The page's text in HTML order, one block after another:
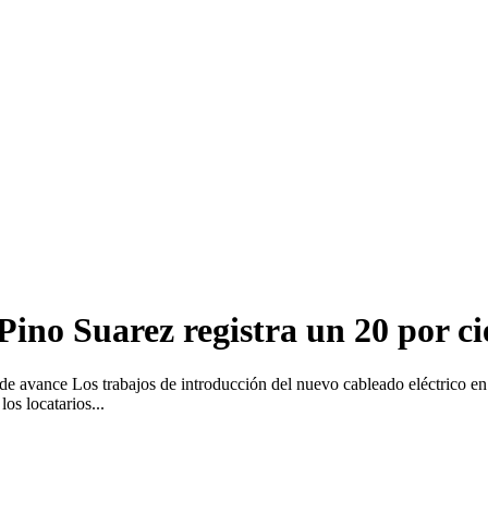
Suarez registra un 20 por
avance Los trabajos de introducción del nuevo cableado eléctrico
locatarios...